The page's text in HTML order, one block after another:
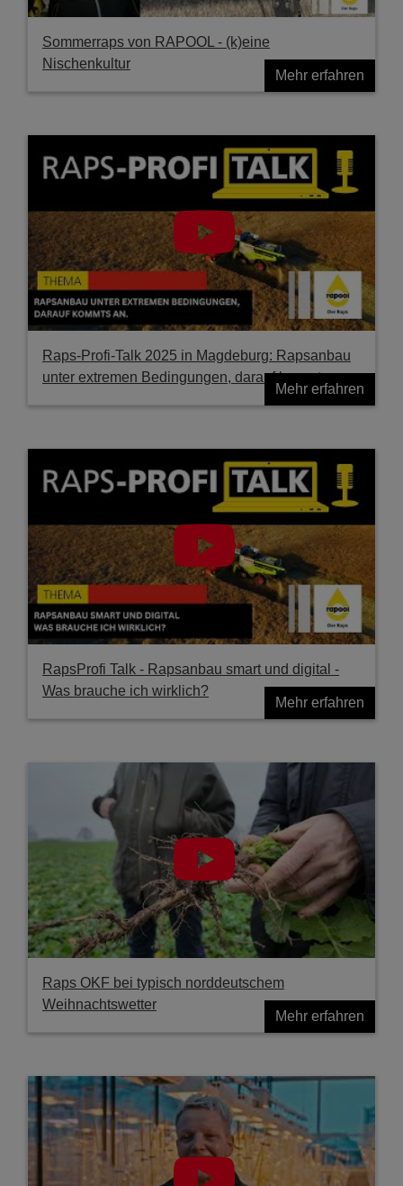
Sommerraps von RAPOOL - (k)eine
Nischenkultur
Mehr erfahren
Raps-Profi-Talk 2025 in Magdeburg: Rapsanbau
unter extremen Bedingungen, darauf kommts an.
Mehr erfahren
RapsProfi Talk - Rapsanbau smart und digital -
Was brauche ich wirklich?
Mehr erfahren
Raps OKF bei typisch norddeutschem
Weihnachtswetter
Mehr erfahren